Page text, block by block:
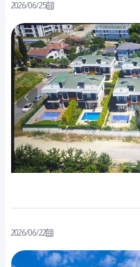
2026/06/25
2026/06/22